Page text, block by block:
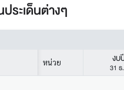
ประเด็นต่างๆ
หน่วย งบ
31